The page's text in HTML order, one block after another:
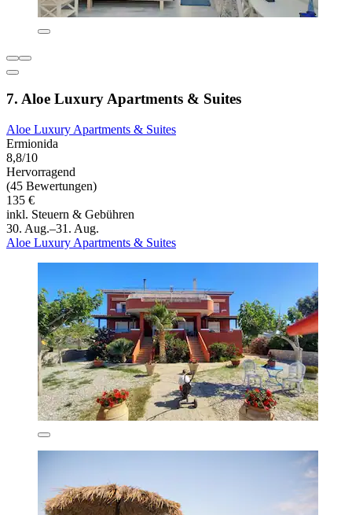
7. Aloe Luxury Apartments & Suites
Aloe Luxury Apartments & Suites
Ermionida
8,8/10
Hervorragend
(45 Bewertungen)
135 €
inkl. Steuern & Gebühren
30. Aug.–31. Aug.
Aloe Luxury Apartments & Suites